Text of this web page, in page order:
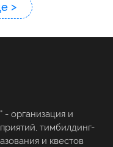
- организация и
тимбилдинг-
и квестов